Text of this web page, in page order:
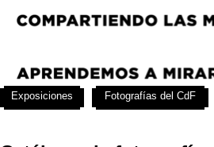
Exposiciones Fotografías del CdF